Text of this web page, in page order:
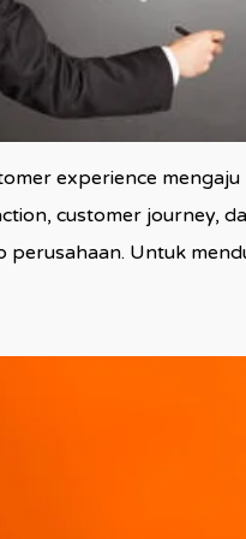
experience
customer journey,
Untuk